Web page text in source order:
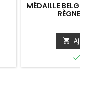
MÉDAILLE
RÈGNE

